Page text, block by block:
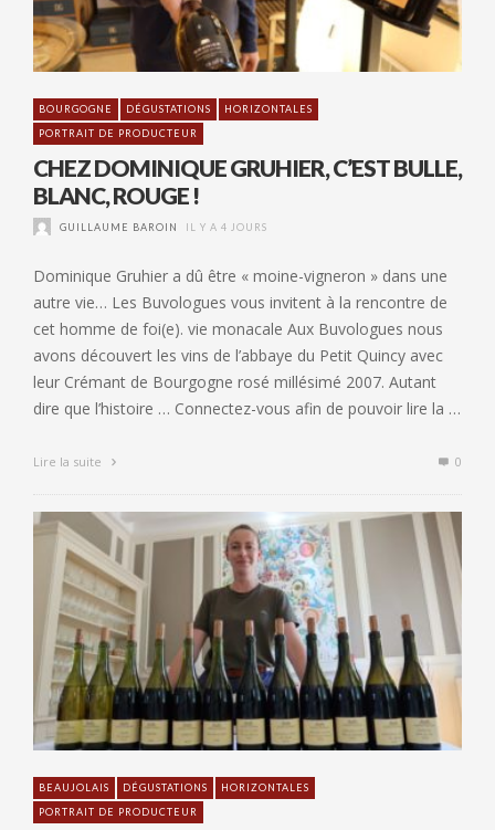
BOURGOGNE DÉGUSTATIONS
HORIZONTALES
PORTRAIT DE PRODUCTEUR
CHEZ DOMINIQUE GRUHIER, C’EST BULLE,
BLANC, ROUGE !
GUILLAUME BAROIN IL Y A 4 JOURS
Dominique Gruhier a dû être « moine-vigneron » dans une
autre vie… Les Buvologues vous invitent à la rencontre de
cet homme de foi(e). vie monacale Aux Buvologues nous
avons découvert les vins de l’abbaye du Petit Quincy avec
leur Crémant de Bourgogne rosé millésimé 2007. Autant
dire que l’histoire … Connectez-vous afin de pouvoir lire la …
Lire la suite 0
BEAUJOLAIS DÉGUSTATIONS
HORIZONTALES
PORTRAIT DE PRODUCTEUR